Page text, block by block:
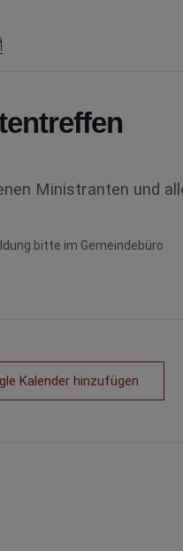
Ministranten und
bitte im Gemeindebüro
Kalender hinzufügen